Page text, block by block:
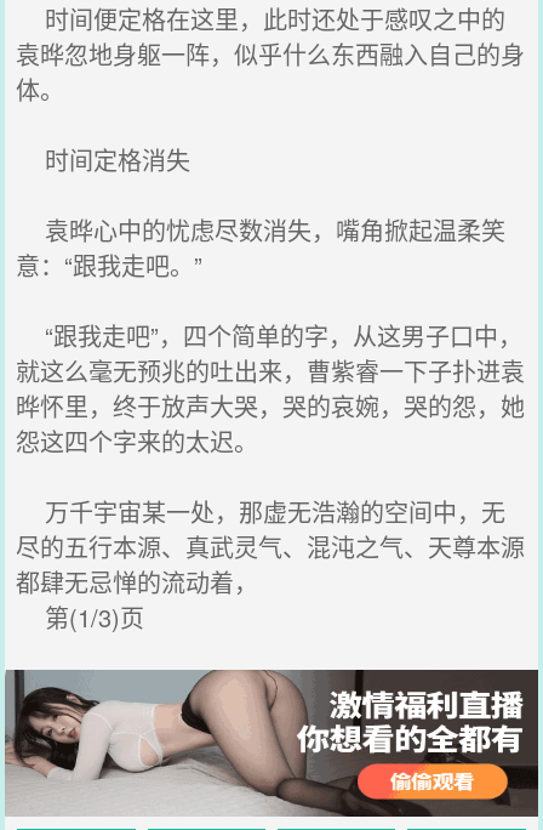
时间便定格在这里，此时还处于感叹之中的
袁晔忽地身躯一阵，似乎什么东西融入自己的身
体。
时间定格消失
袁晔心中的忧虑尽数消失，嘴角掀起温柔笑
意：“跟我走吧。”
“跟我走吧”，四个简单的字，从这男子口中，
就这么毫无预兆的吐出来，曹紫睿一下子扑进袁
晔怀里，终于放声大哭，哭的哀婉，哭的怨，她
怨这四个字来的太迟。
万千宇宙某一处，那虚无浩瀚的空间中，无
尽的五行本源、真武灵气、混沌之气、天尊本源
都肆无忌惮的流动着，
第(1/3)页